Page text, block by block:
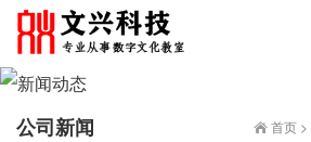
公司新闻 首页 >